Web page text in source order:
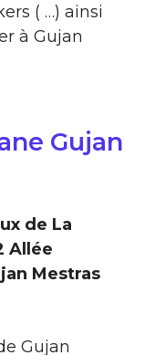
( …) ainsi
à Gujan
Gujan
de La
Allée
Mestras
Gujan